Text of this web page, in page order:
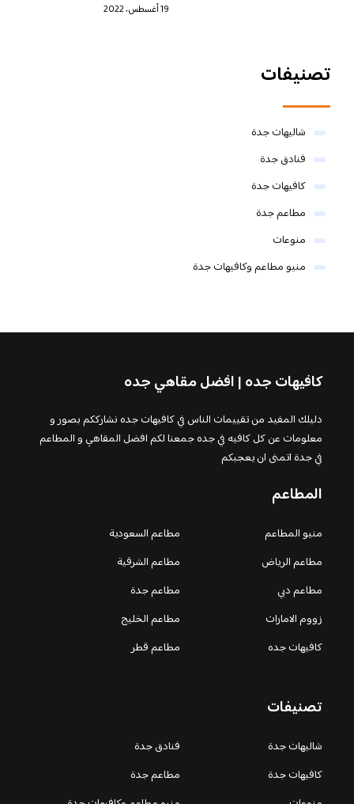
19 أغسطس، 2022
تصنيفات
شاليهات جدة
فنادق جدة
كافيهات جدة
مطاعم جدة
منوعات
منيو مطاعم وكافيهات جدة
كافيهات جده | افضل مقاهي جده
دليلك المفيد من تقييمات الناس في كافيهات جده نشارككم بصور و
معلومات عن كل كافيه في جده جمعنا لكم افضل المقاهي و المطاعم
في جدة اتمنى ان يعجبكم
المطاعم
منيو المطاعم
مطاعم السعودية
مطاعم الرياض
مطاعم الشرقية
مطاعم دبي
مطاعم جدة
زووم الامارات
مطاعم الخليج
كافيهات جده
مطاعم قطر
تصنيفات
شاليهات جدة
فنادق جدة
كافيهات جدة
مطاعم جدة